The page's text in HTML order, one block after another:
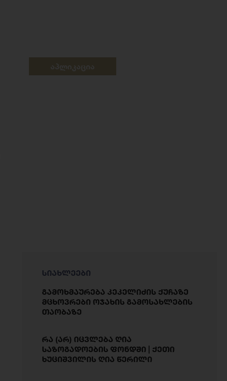
სიახლეები
გამოხმაურება კეკელიძის ქუჩაზე
მცხოვრები ოჯახის გამოსახლების
თაობაზე
რა (არ) იცვლება ღია
საზოგადოების ფონდში | ქეთი
ხუციშვილის ღია წერილი